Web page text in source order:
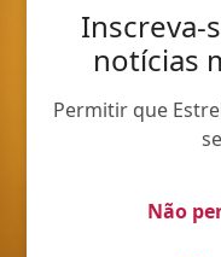
Inscreva-
notícias
Permitir que
Não